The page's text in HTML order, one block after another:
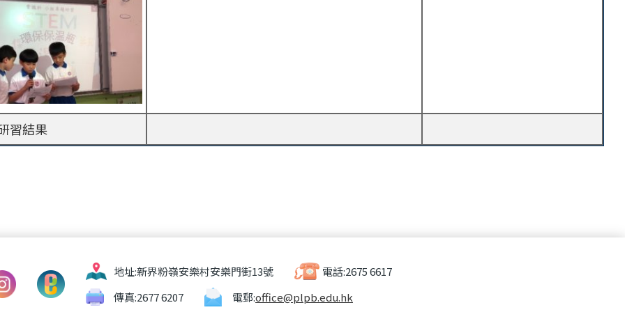
習結果
地址:新界粉嶺安樂村安樂門街13號 電話:2675 6617
傳真:2677 6207 電郵:office@plpb.edu.hk